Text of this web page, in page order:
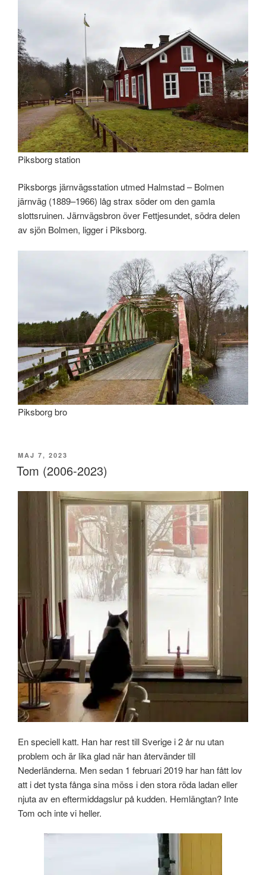
Piksborg station
Piksborgs järnvägsstation utmed Halmstad – Bolmen
järnväg (1889–1966) låg strax söder om den gamla
slottsruinen. Järnvägsbron över Fettjesundet, södra delen
av sjön Bolmen, ligger i Piksborg.
Piksborg bro
PUBLICERAT
MAJ 7, 2023
Tom (2006-2023)
En speciell katt. Han har rest till Sverige i 2 år nu utan
problem och är lika glad när han återvänder till
Nederländerna. Men sedan 1 februari 2019 har han fått lov
att i det tysta fånga sina möss i den stora röda ladan eller
njuta av en eftermiddagslur på kudden. Hemlängtan? Inte
Tom och inte vi heller.